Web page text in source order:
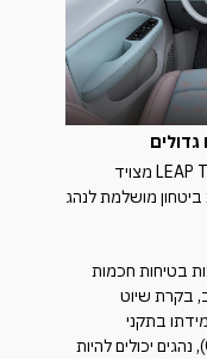
אל תתנו לגודל הקומפקטי להטעות אתכם – LEAP T03 מצויד
מושלמת לנהג
בטיחות חכמות
בקרת שיוט
בתקני
הבטיחות המחמירים של האיחוד האירופי (GSR2), נהגים יכולים להיות